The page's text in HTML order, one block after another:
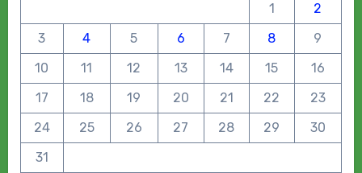
1
2
3
4 5 6 7 8
9
10
11 12 13 14 15
16
17
18 19 20 21 22
23
24
25 26 27 28 29
30
31